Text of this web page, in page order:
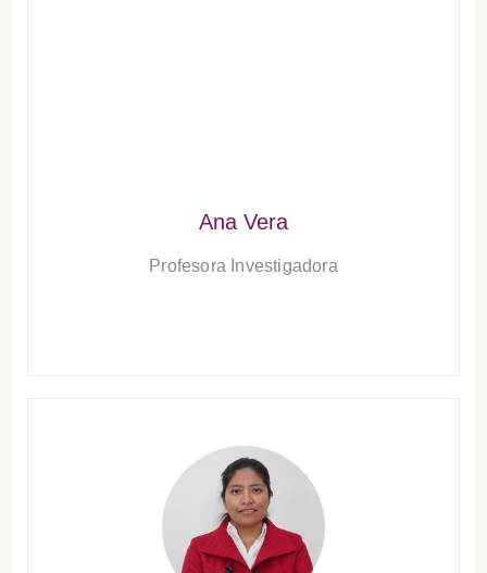
Ana Vera
Profesora Investigadora